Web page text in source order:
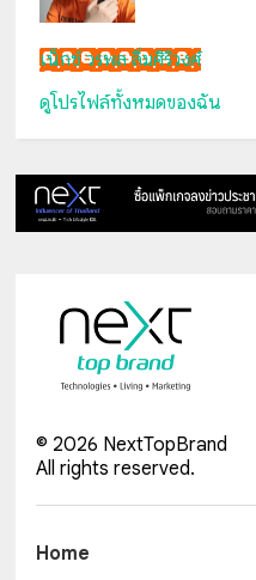
เน็กซ์ วรพล ลิ่มศิริวงศ์
ดูโปรไฟล์ทั้งหมดของฉัน
© 2026 NextTopBrand
All rights reserved.
Home